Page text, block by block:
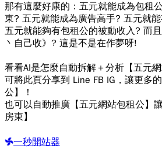
那有這麼好康的：五元就能成為包租
東? 五元就能成為廣告高手? 五元就
五元就能夠有包租公的被動收入? 而
丶自己收》? 這是不是在作夢呀!
看看AI是怎麼自動拆解＋分析【五元
可將此頁分享到 Line FB IG，讓更多
公】！
也可以自動推廣【五元網站包租公】
房東】
一秒開站器